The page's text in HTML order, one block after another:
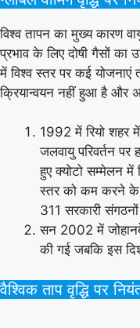
विश्व तापन का मुख्य कारण
प्रभाव के लिए दोषी गैसों
में विश्व स्तर पर कई
क्रियान्वयन नहीं हुआ है और
1992 में रियो शहर
जलवायु परिवर्तन पर
हुए क्योटो सम्मेलन
स्तर को कम करने के
311 सरकारी संगठनों
सन 2002 में
की गई जबकि इस
वैश्विक ताप वृद्धि पर